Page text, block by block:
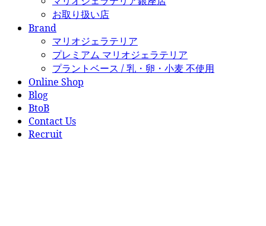
お取り扱い店
Brand
マリオジェラテリア
プレミアム マリオジェラテリア
プラントベース / 乳・卵・小麦 不使用
Online Shop
Blog
BtoB
Contact Us
Recruit